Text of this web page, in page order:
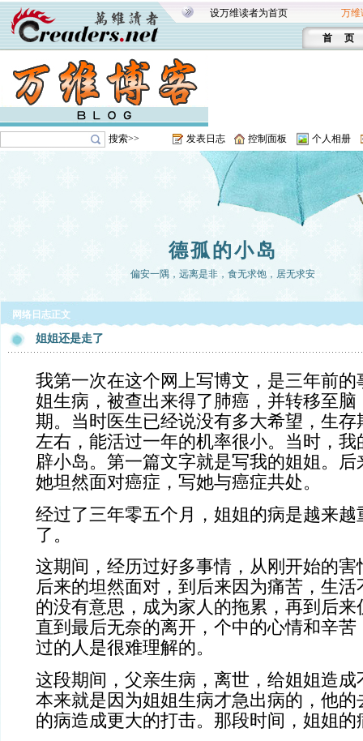
设万维读者为首页 万维
首 页
搜索>> 发表日志 控制面板 个人相册
德孤的小岛
偏安一隅，远离是非，食无求饱，居无求安
网络日志正文
姐姐还是走了
我第一次在这个网上写博文，是三年前
姐生病，被查出来得了肺癌，并转移至脑
期。当时医生已经说没有多大希望，生
左右，能活过一年的机率很小。当时，
辟小岛。第一篇文字就是写我的姐姐。
她坦然面对癌症，写她与癌症共处。
经过了三年零五个月，姐姐的病是越来
了。
这期间，经历过好多事情，从刚开始的
后来的坦然面对，到后来因为痛苦，生
的没有意思，成为家人的拖累，再到后
直到最后无奈的离开，个中的心情和辛
过的人是很难理解的。
这段期间，父亲生病，离世，给姐姐造
本来就是因为姐姐生病才急出病的，他
的病造成更大的打击。那段时间，姐姐的